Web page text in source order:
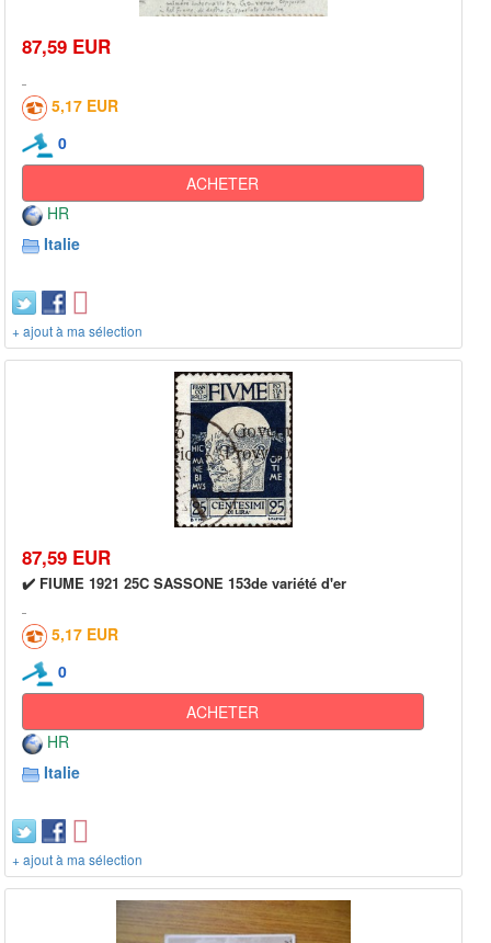
87,59 EUR
5,17 EUR
0
ACHETER
HR
Italie
+ ajout à ma sélection
87,59 EUR
✔️ FIUME 1921 25C SASSONE 153de variété d'er
5,17 EUR
0
ACHETER
HR
Italie
+ ajout à ma sélection